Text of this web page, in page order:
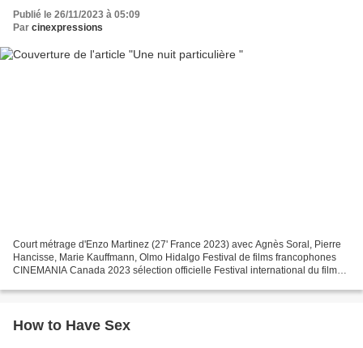
Publié le 26/11/2023 à 05:09
Par cinexpressions
Court métrage d'Enzo Martinez (27' France 2023) avec Agnès Soral, Pierre
Hancisse, Marie Kauffmann, Olmo Hidalgo Festival de films francophones
CINEMANIA Canada 2023 sélection officielle Festival international du film
How to Have Sex